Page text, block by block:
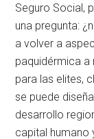
Seguro Social,
una pregunta:
a volver a
paquidérmica a
para las elites,
se puede
desarrollo
capital humano